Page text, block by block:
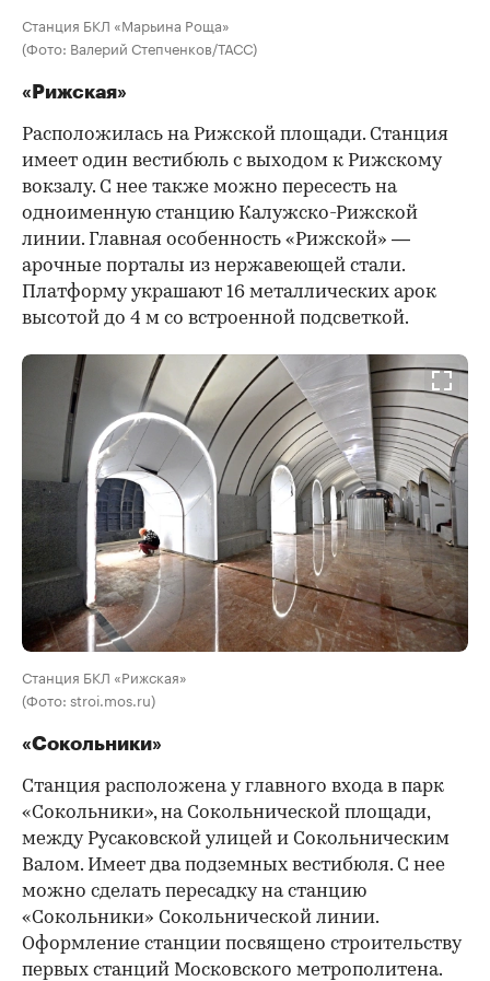
Станция БКЛ «Марьина Роща»
(Фото: Валерий Степченков/ТАСС)
«Рижская»
Расположилась на Рижской площади. Станция
имеет один вестибюль с выходом к Рижскому
вокзалу. С нее также можно пересесть на
одноименную станцию Калужско-Рижской
линии. Главная особенность «Рижской» —
арочные порталы из нержавеющей стали.
Платформу украшают 16 металлических арок
высотой до 4 м со встроенной подсветкой.
Станция БКЛ «Рижская»
(Фото: stroi.mos.ru)
«Сокольники»
Станция расположена у главного входа в парк
«Сокольники», на Сокольнической площади,
между Русаковской улицей и Сокольническим
Валом. Имеет два подземных вестибюля. С нее
можно сделать пересадку на станцию
«Сокольники» Сокольнической линии.
Оформление станции посвящено строительству
первых станций Московского метрополитена.